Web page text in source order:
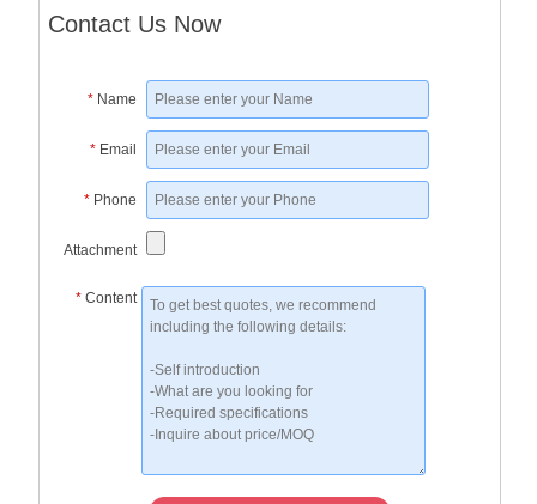
Contact Us Now
* Name
* Email
* Phone
Attachment
* Content